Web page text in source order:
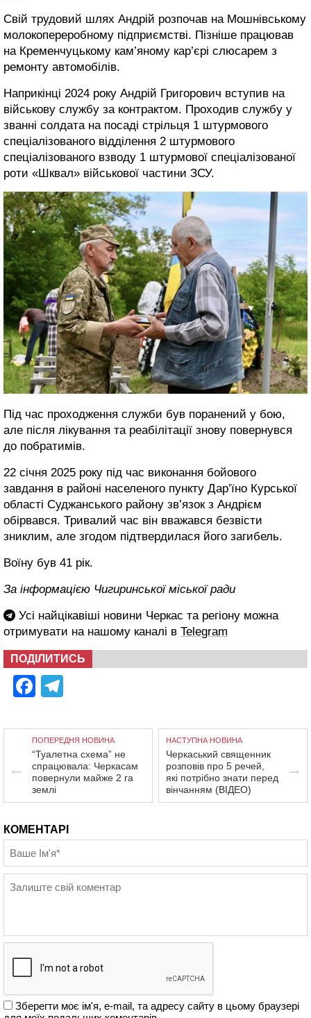
Свій трудовий шлях Андрій розпочав на Мошнівському
молокопереробному підприємстві. Пізніше працював
на Кременчуцькому кам’яному кар’єрі слюсарем з
ремонту автомобілів.
Наприкінці 2024 року Андрій Григорович вступив на
військову службу за контрактом. Проходив службу у
званні солдата на посаді стрільця 1 штурмового
спеціалізованого відділення 2 штурмового
спеціалізованого взводу 1 штурмової спеціалізованої
роти «Шквал» військової частини ЗСУ.
Під час проходження служби був поранений у бою,
але після лікування та реабілітації знову повернувся
до побратимів.
22 січня 2025 року під час виконання бойового
завдання в районі населеного пункту Дар’їно Курської
області Суджанського району зв’язок з Андрієм
обірвався. Тривалий час він вважався безвісти
зниклим, але згодом підтвердилася його загибель.
Воїну був 41 рік.
За інформацією Чигиринської міської ради
Усі найцікавіші новини Черкас та регіону можна
отримувати на нашому каналі в Telegram
ПОДІЛИТИСЬ
Facebook
ПОПЕРЕДНЯ НОВИНА
“Туалетна схема” не
спрацювала: Черкасам
повернули майже 2 га
землі
НАСТУПНА НОВИНА
Черкаський священник
розповів про 5 речей,
які потрібно знати перед
вінчанням (ВІДЕО)
КОМЕНТАРІ
Зберегти моє ім'я, e-mail, та адресу сайту в цьому браузері